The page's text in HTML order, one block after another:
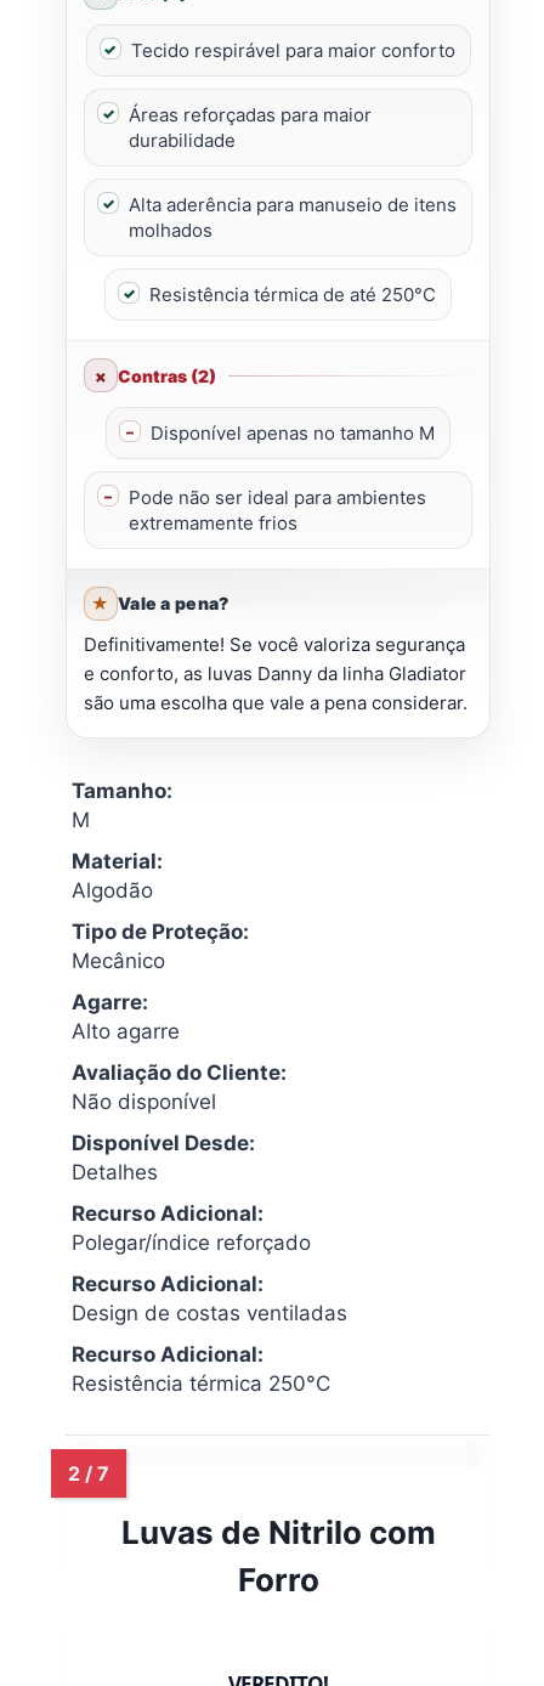
Tecido respirável para maior conforto
Áreas reforçadas para maior
durabilidade
Alta aderência para manuseio de itens
molhados
Resistência térmica de até 250°C
Contras (2)
Disponível apenas no tamanho M
Pode não ser ideal para ambientes
extremamente frios
Vale a pena?
Definitivamente! Se você valoriza segurança
e conforto, as luvas Danny da linha Gladiator
são uma escolha que vale a pena considerar.
Tamanho:
M
Material:
Algodão
Tipo de Proteção:
Mecânico
Agarre:
Alto agarre
Avaliação do Cliente:
Não disponível
Disponível Desde:
Detalhes
Recurso Adicional:
Polegar/índice reforçado
Recurso Adicional:
Design de costas ventiladas
Recurso Adicional:
Resistência térmica 250°C
Luvas de Nitrilo com
Forro